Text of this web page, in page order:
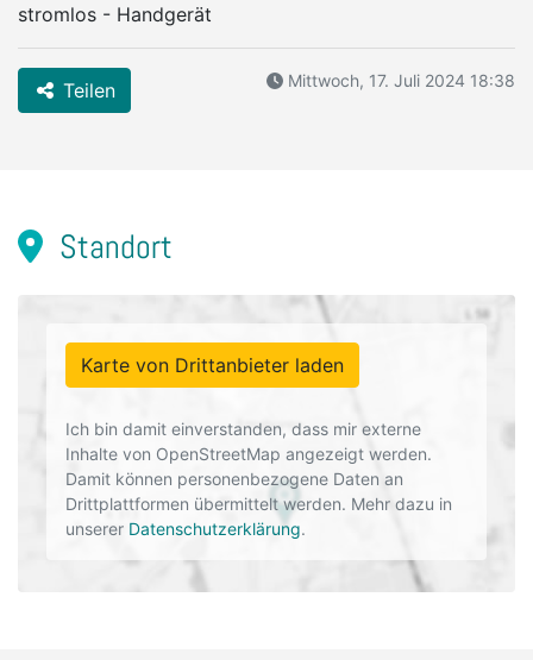
stromlos - Handgerät
Teilen Mittwoch, 17. Juli 2024 18:38
Standort
Karte von Drittanbieter laden
Ich bin damit einverstanden, dass mir externe
Inhalte von OpenStreetMap angezeigt werden.
Damit können personenbezogene Daten an
Drittplattformen übermittelt werden. Mehr dazu in
unserer Datenschutzerklärung.